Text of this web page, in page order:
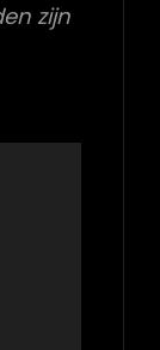
zijn